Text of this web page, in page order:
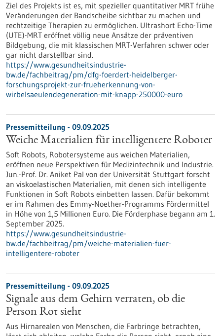
Ziel des Projekts ist es, mit spezieller quantitativer MRT frühe
Veränderungen der Bandscheibe sichtbar zu machen und
rechtzeitige Therapien zu ermöglichen. Ultrashort Echo-Time
(UTE)-MRT eröffnet völlig neue Ansätze der präventiven
Bildgebung, die mit klassischen MRT-Verfahren schwer oder
gar nicht darstellbar sind.
https://www.gesundheitsindustrie-
bw.de/fachbeitrag/pm/dfg-foerdert-heidelberger-
forschungsprojekt-zur-frueherkennung-von-
wirbelsaeulendegeneration-mit-knapp-250000-euro
Pressemitteilung - 09.09.2025
Weiche Materialien für intelligentere Roboter
Soft Robots, Robotersysteme aus weichen Materialien,
eröffnen neue Perspektiven für Medizintechnik und Industrie.
Jun.-Prof. Dr. Aniket Pal von der Universität Stuttgart forscht
an viskoelastischen Materialien, mit denen sich intelligente
Funktionen in Soft Robots einbetten lassen. Dafür bekommt
er im Rahmen des Emmy-Noether-Programms Fördermittel
in Höhe von 1,5 Millionen Euro. Die Förderphase begann am 1.
September 2025.
https://www.gesundheitsindustrie-
bw.de/fachbeitrag/pm/weiche-materialien-fuer-
intelligentere-roboter
Pressemitteilung - 09.09.2025
Signale aus dem Gehirn verraten, ob die
Person Rot sieht
Aus Hirnarealen von Menschen, die Farbringe betrachten,